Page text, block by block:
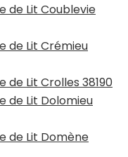
de Lit Coublevie
de Lit Crémieu
Lit Crolles 38190
de Lit Dolomieu
de Lit Domène